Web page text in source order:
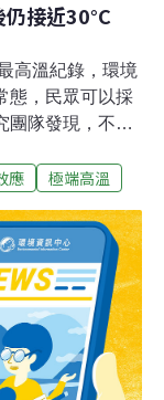
接近30°C
高溫紀錄，環境
態，民眾可以採
團隊發現，不只
西南風、地形影
時53分，觀測
到37.6°C，都創
、海拔約830公
觀測到
在全台各地自
東縣三地門等
台南市玉井、新
應 極端高溫